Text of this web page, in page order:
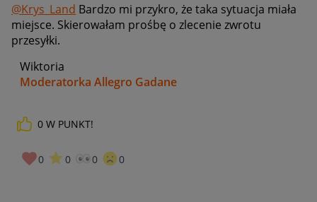
@Krys_Land Bardzo mi przykro, że taka sytuacja miała
miejsce. Skierowałam prośbę o zlecenie zwrotu
przesyłki.
Wiktoria
Moderatorka Allegro Gadane
0 W PUNKT!
0 0 0 0